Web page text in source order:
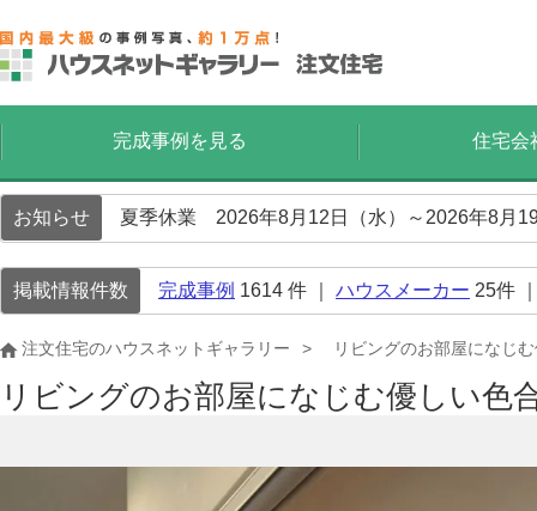
完成事例を見る 住宅会
お知らせ 夏季休業 2026年8月12日（水）～2026年8月
掲載情報件数 完成事例 1614 件 ｜ ハウスメーカー 25件
注文住宅のハウスネットギャラリー リビングのお部屋になじ
リビングのお部屋になじむ優しい色